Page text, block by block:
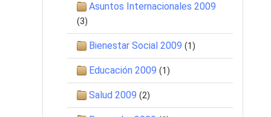
Asuntos Internacionales 2009
(3)
Bienestar Social 2009 (1)
Educación 2009 (1)
Salud 2009 (2)